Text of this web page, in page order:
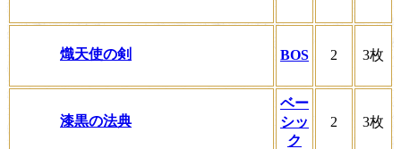
熾天使の剣 BOS 2 3枚
漆黒の法典
ベー
シッ
ク
2 3枚